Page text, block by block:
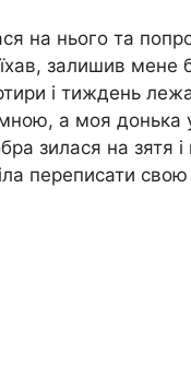
на нього та
залишив мене
і тиждень
а моя донька
зилася на зятя
переписати